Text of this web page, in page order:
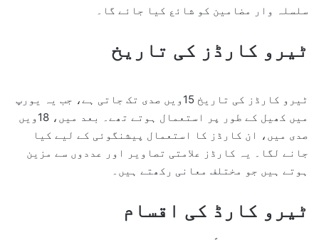
سلسلہ وار مضامین کو شائع کیا جائے گا۔
ٹیرو کارڈز کی تاریخ
ٹیرو کارڈز کی تاریخ 15ویں صدی تک جاتی ہے، جب یہ یورپ
میں کھیل کے طور پر استعمال ہوتے تھے۔ بعد میں، 18ویں
صدی میں، ان کارڈز کا استعمال پیشنگوئی کے لیے کیا
جانے لگا۔ یہ کارڈز علامتی تصاویر اور عددوں سے مزین
ہوتے ہیں جو مختلف معانی رکھتے ہیں۔
ٹیرو کارڈ کی اقسام